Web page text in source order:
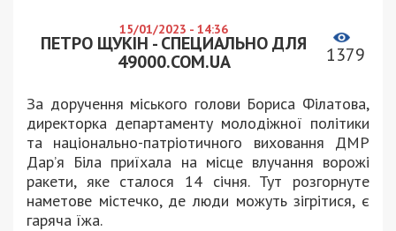
15/01/2023 - 14:36
ПЕТРО ЩУКІН - СПЕЦИАЛЬНО ДЛЯ
49000.COM.UA
1379
За доручення міського голови Бориса Філатова,
директорка департаменту молодіжної політики
та національно-патріотичного виховання ДМР
Дар’я Біла приїхала на місце влучання ворожі
ракети, яке сталося 14 січня. Тут розгорнуте
наметове містечко, де люди можуть зігрітися, є
гаряча їжа.